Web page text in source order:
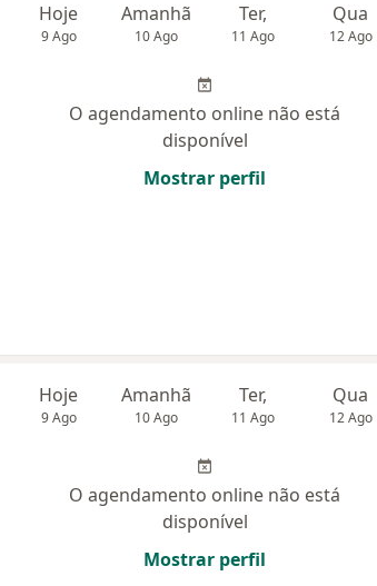
Hoje
9 Ago
Amanhã
10 Ago
Ter,
11 Ago
Qua
12 Ago
O agendamento online não está
disponível
Mostrar perfil
Hoje
9 Ago
Amanhã
10 Ago
Ter,
11 Ago
Qua
12 Ago
O agendamento online não está
disponível
Mostrar perfil